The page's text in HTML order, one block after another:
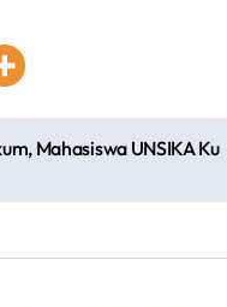
Mahasiswa UNSIKA Ku
Budaya
Warga
Night
di Babelan